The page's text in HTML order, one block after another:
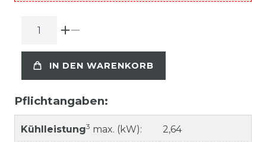
IN DEN WARENKORB
Pflichtangaben:
Kühlleistung3 max. (kW): 2,64